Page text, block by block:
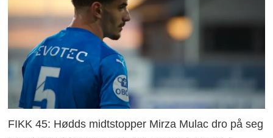
FIKK 45: Hødds midtstopper Mirza Mulac dro på seg